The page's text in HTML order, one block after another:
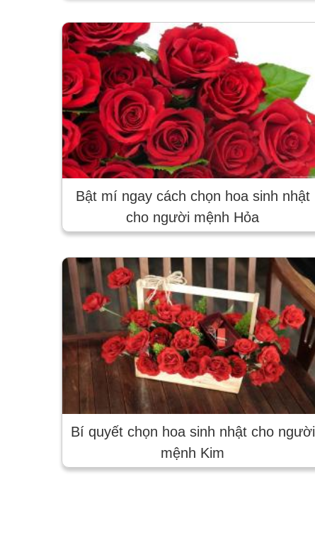
Bật mí ngay cách chọn hoa sinh nhật
cho người mệnh Hỏa
Bí quyết chọn hoa sinh nhật cho người
mệnh Kim